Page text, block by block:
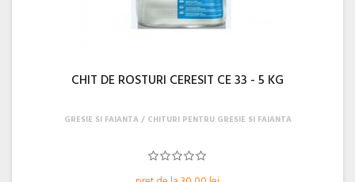
CHIT DE ROSTURI CERESIT CE 33 - 5 KG
GRESIE SI FAIANTA CHITURI PENTRU GRESIE SI FAIANTA